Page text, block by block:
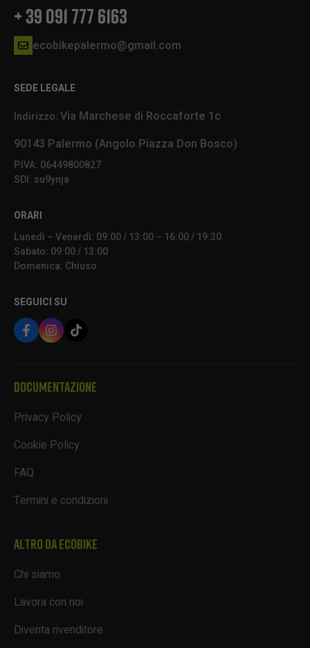
+ 39 091 777 6163
ecobikepalermo@gmail.com
SEDE LEGALE
Indirizzo:Via Marchese di Roccaforte 1c
90143 Palermo (Angolo Piazza Don Bosco)
P.IVA: 06449800827
SDI: su9ynja
ORARI
Lunedì – Venerdì: 09:00 / 13:00 – 16:00 / 19:30
Sabato: 09:00 / 13:00
Domenica: Chiuso
SEGUICI SU
DOCUMENTAZIONE
Privacy Policy
Cookie Policy
FAQ
Termini e condizioni
ALTRO DA ECOBIKE
Chi siamo
Lavora con noi
Diventa rivenditore